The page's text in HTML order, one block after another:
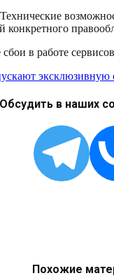
в работе
Обсудить в наших
Похожие